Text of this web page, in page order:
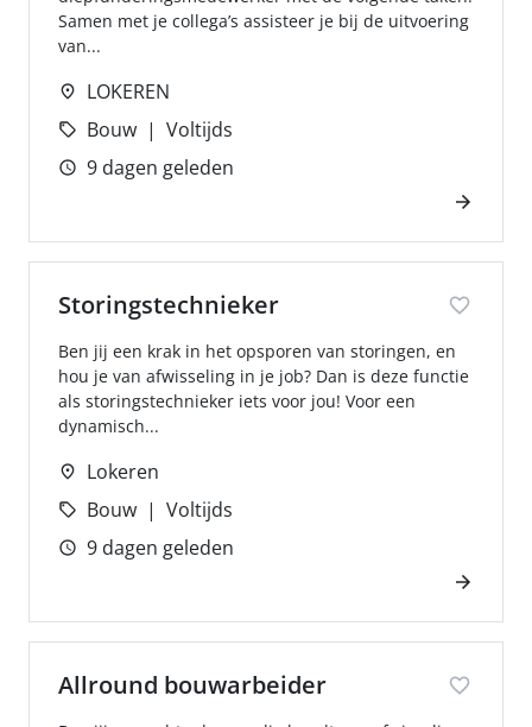
Samen met je collega’s assisteer je bij de uitvoering
van...
LOKEREN
Bouw
Voltijds
9 dagen geleden
Storingstechnieker
Ben jij een krak in het opsporen van storingen, en
hou je van afwisseling in je job? Dan is deze functie
als storingstechnieker iets voor jou! Voor een
dynamisch...
Lokeren
Bouw
Voltijds
9 dagen geleden
Allround bouwarbeider